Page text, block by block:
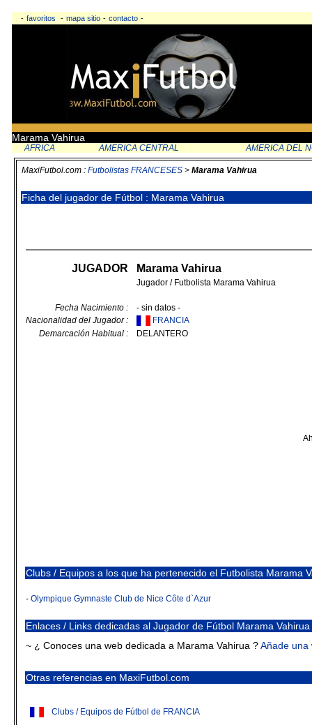
- favoritos - mapa sitio - contacto -
Marama Vahirua
AFRICA AMERICA CENTRAL AMERICA DEL
MaxiFutbol.com : Futbolistas FRANCESES > Marama Vahirua
Ficha del jugador de Fútbol : Marama Vahirua
JUGADOR Marama Vahirua
Jugador / Futbolista Marama Vahirua
Fecha Nacimiento :
- sin datos -
Nacionalidad del Jugador :
FRANCIA
Demarcación Habitual :
DELANTERO
Clubs / Equipos a los que ha pertenecido el Futbolista Marama
- Olympique Gymnaste Club de Nice Côte d`Azur
Enlaces / Links dedicadas al Jugador de Fútbol Marama Vahirua
~ ¿ Conoces una web dedicada a Marama Vahirua ?Añade una
Otras referencias en MaxiFutbol.com
Clubs / Equipos de Fútbol de FRANCIA